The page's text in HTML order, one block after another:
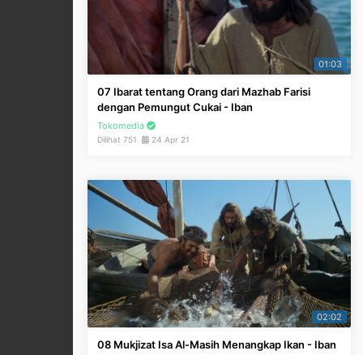
01:03
07 Ibarat tentang Orang dari Mazhab Farisi
dengan Pemungut Cukai - Iban
Tokomedia
Dilihat 751 24 Apr 21
02:02
08 Mukjizat Isa Al-Masih Menangkap Ikan - Iban